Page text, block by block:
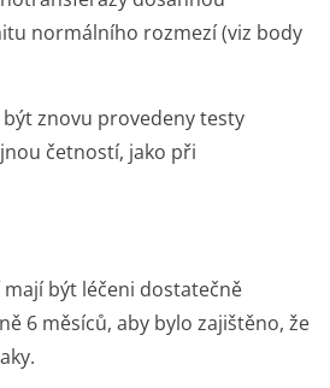
normálního rozmezí (viz body
znovu provedeny testy
četností, jako při
být léčeni dostatečně
6 měsíců, aby bylo zajištěno, že